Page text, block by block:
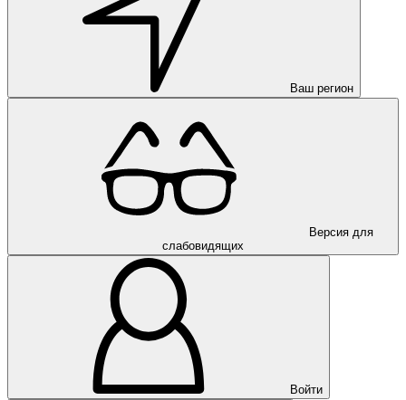
Ваш регион
Версия для
слабовидящих
Войти